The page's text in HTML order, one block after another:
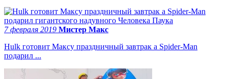
7 февраля 2019 Мистер Макс
Hulk готовит Максу праздничный завтрак а Spider-Man
подарил ...